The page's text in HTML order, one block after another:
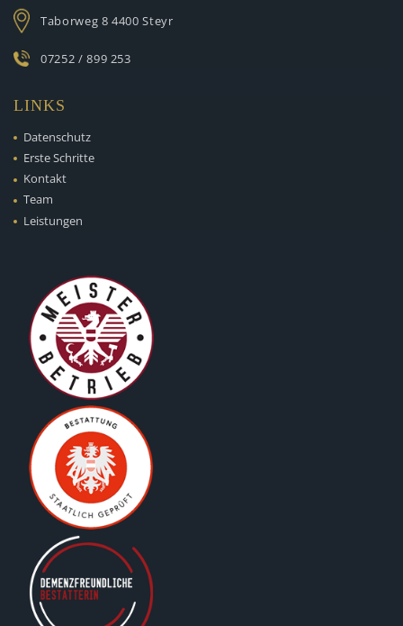
Taborweg 8 4400 Steyr
07252 / 899 253
LINKS
Datenschutz
Erste Schritte
Kontakt
Team
Leistungen